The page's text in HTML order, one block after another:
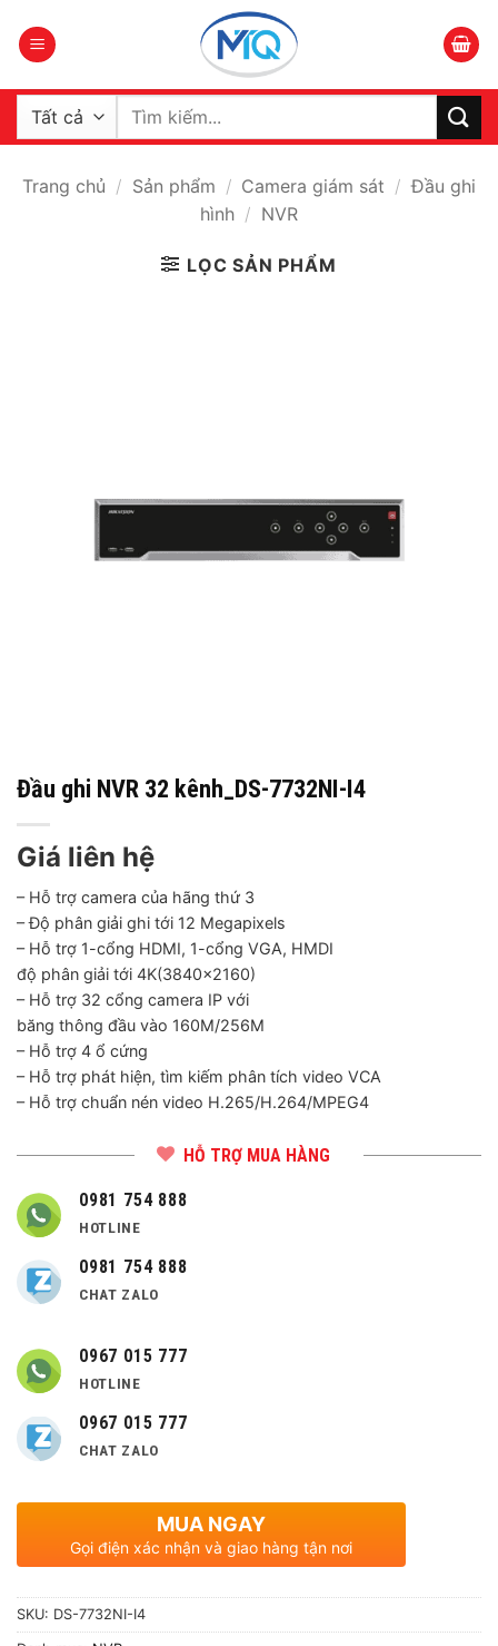
qua
dung
Tìm
Trang chủ / Sản phẩm / Camera giám sát / Đầu ghi
hình / NVR
LỌC SẢN PHẨM
Đầu ghi NVR 32 kênh_DS-7732NI-I4
Giá liên hệ
– Hỗ trợ camera của hãng thứ 3
– Độ phân giải ghi tới 12 Megapixels
– Hỗ trợ 1-cổng HDMI, 1-cổng VGA, HMDI
độ phân giải tới 4K(3840×2160)
– Hỗ trợ 32 cổng camera IP với
băng thông đầu vào 160M/256M
– Hỗ trợ 4 ổ cứng
– Hỗ trợ phát hiện, tìm kiếm phân tích video VCA
– Hỗ trợ chuẩn nén video H.265/H.264/MPEG4
HỖ TRỢ MUA HÀNG
0981 754 888
HOTLINE
0981 754 888
CHAT ZALO
0967 015 777
HOTLINE
0967 015 777
CHAT ZALO
MUA NGAY
Gọi điện xác nhận và giao hàng tận nơi
SKU: DS-7732NI-I4